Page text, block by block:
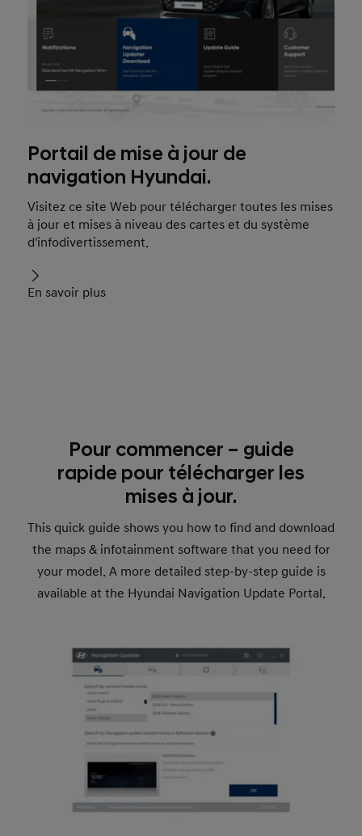
Portail de mise à jour de
navigation Hyundai.
Visitez ce site Web pour télécharger toutes les mises
à jour et mises à niveau des cartes et du système
d'infodivertissement.
En savoir plus
Pour commencer – guide
rapide pour télécharger les
mises à jour.
This quick guide shows you how to find and download
the maps & infotainment software that you need for
your model. A more detailed step-by-step guide is
available at the Hyundai Navigation Update Portal.